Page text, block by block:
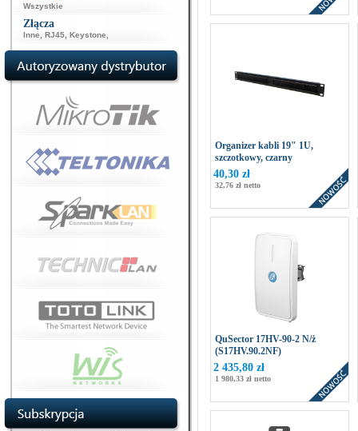
Wszystkie
Złącza
Inne RJ45 Keystone
Organizer kabli 19" 1U,
szczotkowy, czarny
40,30 zł
32,76 zł netto
QuSector 17HV-90-2 N/ż
(S17HV.90.2NF)
2 435,80 zł
1 980,33 zł netto